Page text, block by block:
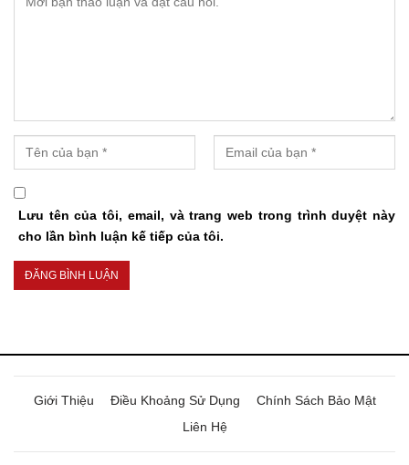
Lưu tên của tôi, email, và trang web trong trình duyệt này
cho lần bình luận kế tiếp của tôi.
Giới Thiệu Điều Khoảng Sử Dụng
Chính Sách Bảo Mật
Liên Hệ